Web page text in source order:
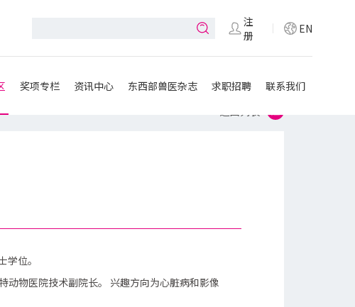
注
册
EN
奖项专栏 资讯中心 东西部兽医杂志 求职招聘
联系我们
返回列表
位。
物医院技术副院长。
兴趣方向为心脏病和影像